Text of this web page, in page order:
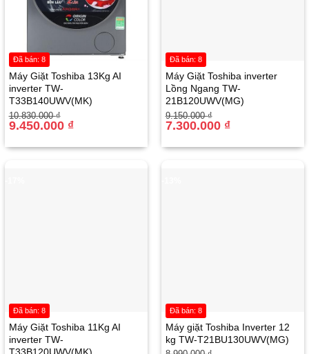
Máy Giặt Toshiba 13Kg AI
inverter TW-
T33B140UWV(MK)
10.830.000₫
Giá
gốc
là:
9.450.000 ₫
Giá
hiện
tại
9.450.000 ₫.
Đã bán: 8
Máy Giặt Toshiba inverter
Lồng Ngang TW-
21B120UWV(MG)
9.150.000₫
Giá
gốc
là:
7.300.000 ₫
Giá
hiện
tại
7.300.000 ₫.
Đã bán: 8
Máy Giặt Toshiba 11Kg AI
inverter TW-
T33B120UWV(MK)
Đã bán: 8
Máy giặt Toshiba Inverter 12
kg TW-T21BU130UWV(MG)
Đã bán: 8